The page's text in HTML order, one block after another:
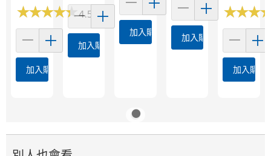
★★★★★
★★★★★4.5 (44)
加入購物車
加入購物車
加入購物車 加入購物車
★★★
★★★
加入購物